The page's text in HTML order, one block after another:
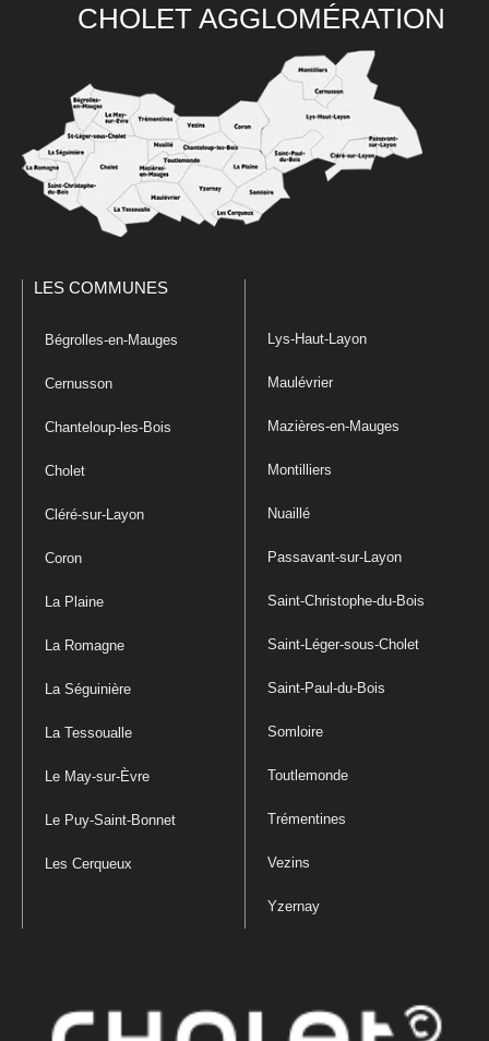
CHOLET AGGLOMÉRATION
LES COMMUNES
Bégrolles-en-Mauges
Cernusson
Chanteloup-les-Bois
Cholet
Cléré-sur-Layon
Coron
La Plaine
La Romagne
La Séguinière
La Tessoualle
Le May-sur-Èvre
Le Puy-Saint-Bonnet
Les Cerqueux
Lys-Haut-Layon
Maulévrier
Mazières-en-Mauges
Montilliers
Nuaillé
Passavant-sur-Layon
Saint-Christophe-du-Bois
Saint-Léger-sous-Cholet
Saint-Paul-du-Bois
Somloire
Toutlemonde
Trémentines
Vezins
Yzernay